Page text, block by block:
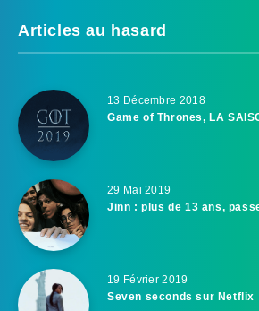
Articles au hasard
13 Décembre 2018
Game of Thrones, LA
29 Mai 2019
Jinn : plus de 13 ans,
19 Février 2019
Seven seconds sur Netflix